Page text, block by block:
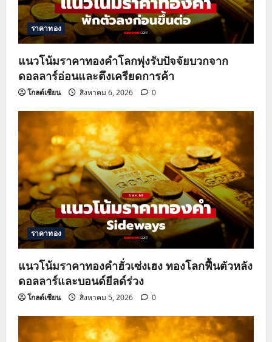
t
i
o
n
ราคาทอง
แนวโน้มราคาทองคำโลกพุ่งรับปัจจัยบวกจาก
ดอลลาร์อ่อนและตึงเครียดการค้า
โกลด์เซียน สิงหาคม 6, 2026 0
ราคาทอง
แนวโน้มราคาทองคำฮั่วเซ่งเฮง ทองโลกฟื้นตัวหลัง
ดอลลาร์และบอนด์ยีลด์ร่วง
โกลด์เซียน สิงหาคม 5, 2026 0